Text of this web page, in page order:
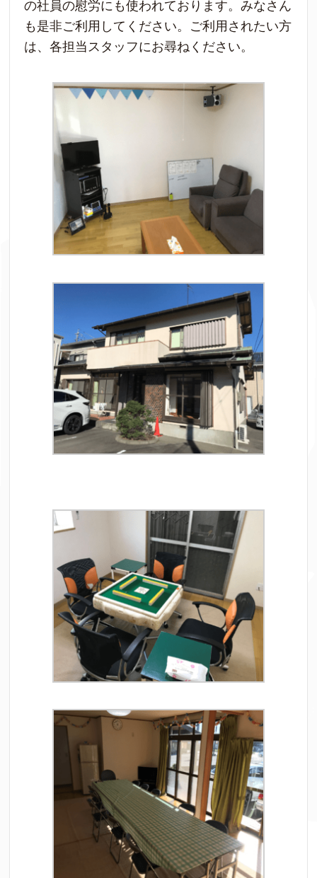
の社員の慰労にも使われております。みなさん
も是非ご利用してください。ご利用されたい方
は、各担当スタッフにお尋ねください。